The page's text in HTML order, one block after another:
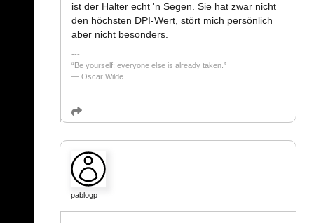
ist der Halter echt 'n Segen. Sie hat zwar nicht
den höchsten DPI-Wert, stört mich persönlich
aber nicht besonders.
“Be yourself; everyone else is already taken.”
― Oscar Wilde
pablogp